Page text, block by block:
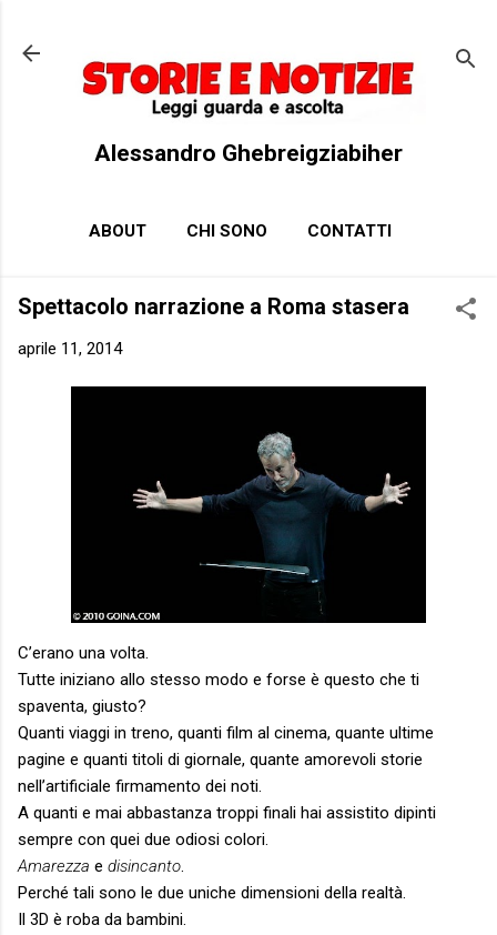
Alessandro Ghebreigziabiher
ABOUT CHI SONO CONTATTI
Spettacolo narrazione a Roma stasera
aprile 11, 2014
C’erano una volta.
Tutte iniziano allo stesso modo e forse è questo che ti
spaventa, giusto?
Quanti viaggi in treno, quanti film al cinema, quante ultime
pagine e quanti titoli di giornale, quante amorevoli storie
nell’artificiale firmamento dei noti.
A quanti e mai abbastanza troppi finali hai assistito dipinti
sempre con quei due odiosi colori.
Amarezza e disincanto.
Perché tali sono le due uniche dimensioni della realtà.
Il 3D è roba da bambini.